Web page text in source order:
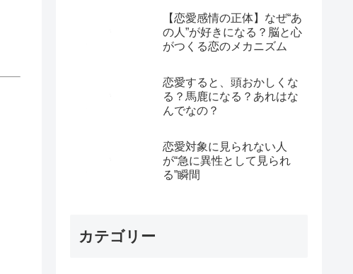
【恋愛感情の正体】なぜ“あ
の人”が好きになる？脳と心
がつくる恋のメカニズム
恋愛すると、頭おかしくな
る？馬鹿になる？あれはな
んでなの？
恋愛対象に見られない人
が“急に異性として見られ
る”瞬間
カテゴリー